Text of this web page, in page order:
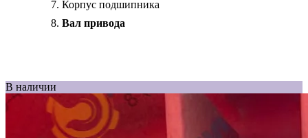
Корпус подшипника
Вал привода
В наличии